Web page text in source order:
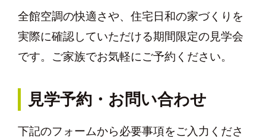
全館空調の快適さや、住宅日和の家づくりを
実際に確認していただける期間限定の見学会
です。ご家族でお気軽にご予約ください。
見学予約・お問い合わせ
下記のフォームから必要事項をご入力くださ